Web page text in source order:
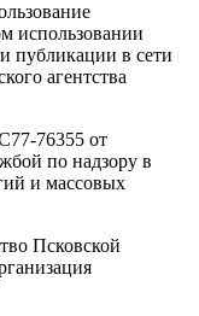
использовании
публикации в сети
агентства
76355 от
по надзору в
и массовых
Псковской